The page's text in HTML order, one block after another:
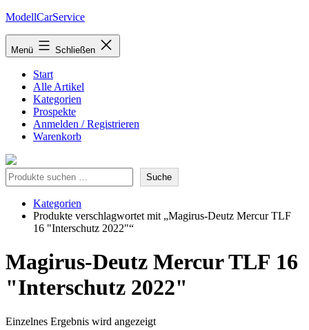
Zum
springen
ModellCarService
Menü Schließen
Start
Alle Artikel
Kategorien
Prospekte
Anmelden / Registrieren
Warenkorb
Suche Suche
Kategorien
Produkte verschlagwortet mit „Magirus-Deutz Mercur TLF
16 "Interschutz 2022"“
Magirus-Deutz Mercur TLF 16
"Interschutz 2022"
Einzelnes Ergebnis wird angezeigt